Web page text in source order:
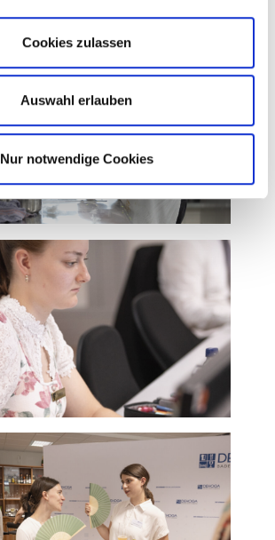
Cookies zulassen
Auswahl erlauben
Nur notwendige Cookies